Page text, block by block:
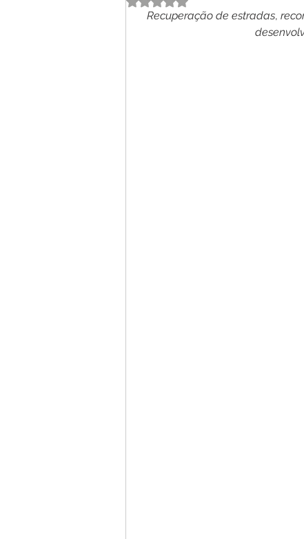
Recuperação de estradas,